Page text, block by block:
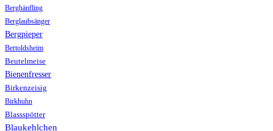
Berghänfling
Berglaubsänger
Bergpieper
Bertoldsheim
Beutelmeise
Bienenfresser
Birkenzeisig
Birkhuhn
Blassspötter
Blaukehlchen